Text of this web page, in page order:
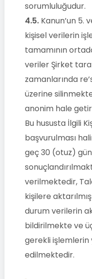
sorumluluğudur.
4.5.Kanun’un 5.
kişisel verilerin
tamamının
veriler Şirket
zamanlarında
üzerine
anonim hale
Bu hususta İlgili
başvurulması
geç 30 (otuz)
verilmektedir,
kişilere
durum verilerin
bildirilmekte ve
gerekli işlemlerin
edilmektedir.